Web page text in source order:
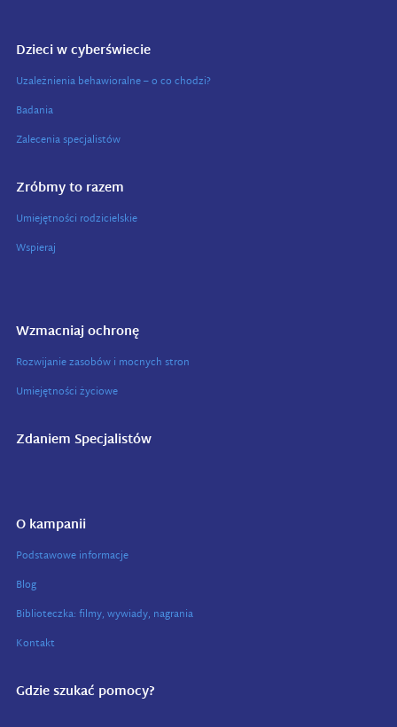
Dzieci w cyberświecie
Uzależnienia behawioralne – o co chodzi?
Badania
Zalecenia specjalistów
Zróbmy to razem
Umiejętności rodzicielskie
Wspieraj
Wzmacniaj ochronę
Rozwijanie zasobów i mocnych stron
Umiejętności życiowe
Zdaniem Specjalistów
O kampanii
Podstawowe informacje
Blog
Biblioteczka: filmy, wywiady, nagrania
Kontakt
Gdzie szukać pomocy?